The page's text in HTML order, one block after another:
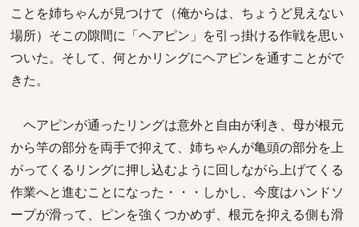
ことを姉ちゃんが見つけて（俺からは、ちょうど見えない
場所）そこの隙間に「ヘアピン」を引っ掛ける作戦を思い
ついた。そして、何とかリングにヘアピンを通すことがで
きた。
ヘアピンが通ったリングは意外と自由が利き、母が根元
から竿の部分を両手で抑えて、姉ちゃんが亀頭の部分を上
がってくるリングに押し込むように回しながら上げてくる
作業へと進むことになった・・・しかし、今度はハンドソ
ープが滑って、ピンを強くつかめず、根元を抑える側も滑